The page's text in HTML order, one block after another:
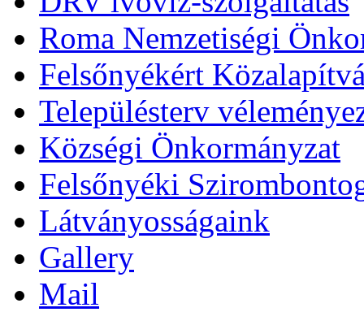
Roma Nemzetiségi
Felsőnyékért
Településterv
Községi Önkormányzat
Felsőnyéki
Látványosságaink
Gallery
Mail